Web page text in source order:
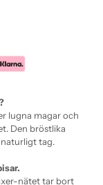
lugna magar och
Den bröstlika
tag.
nätet tar bort